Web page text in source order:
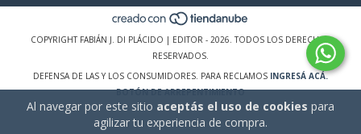
Al navegar por este sitio aceptás el uso de cookies para
agilizar tu experiencia de compra.
COPYRIGHT FABIÁN J. DI PLÁCIDO | EDITOR - 2026. TODOS LOS DERECHOS
RESERVADOS.
DEFENSA DE LAS Y LOS CONSUMIDORES. PARA RECLAMOS INGRESÁ ACÁ.
BOTÓN DE ARREPENTIMIENTO